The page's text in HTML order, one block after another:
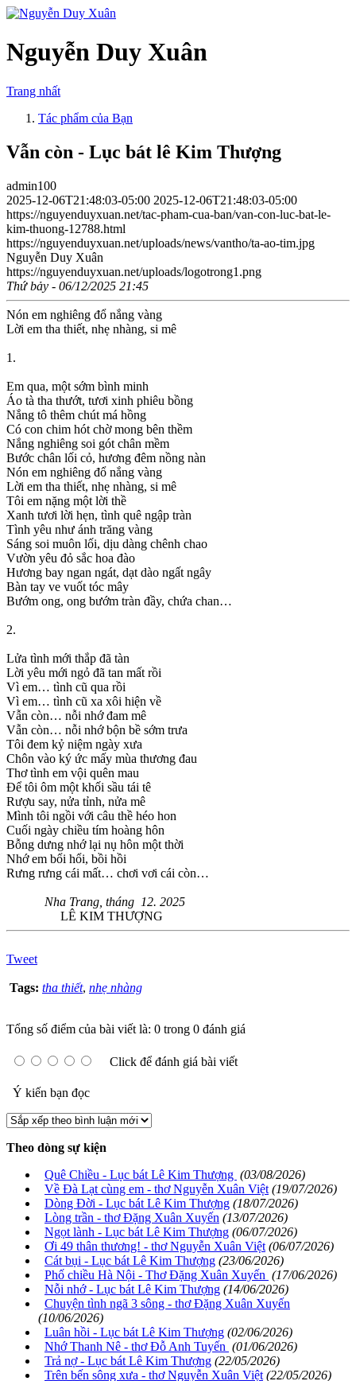
Nguyễn Duy Xuân
Trang nhất
Tác phẩm của Bạn
Vẫn còn - Lục bát lê Kim Thượng
admin100
2025-12-06T21:48:03-05:00 2025-12-06T21:48:03-05:00
https://nguyenduyxuan.net/tac-pham-cua-ban/van-con-luc-bat-le-
kim-thuong-12788.html
https://nguyenduyxuan.net/uploads/news/vantho/ta-ao-tim.jpg
Nguyễn Duy Xuân
https://nguyenduyxuan.net/uploads/logotrong1.png
Thứ bảy - 06/12/2025 21:45
Nón em nghiêng đổ nắng vàng
Lời em tha thiết, nhẹ nhàng, si mê
1.
Em qua, một sớm bình minh
Áo tà tha thướt, tươi xinh phiêu bồng
Nắng tô thêm chút má hồng
Có con chim hót chờ mong bên thềm
Nắng nghiêng soi gót chân mềm
Bước chân lối cỏ, hương đêm nồng nàn
Nón em nghiêng đổ nắng vàng
Lời em tha thiết, nhẹ nhàng, si mê
Tôi em nặng một lời thề
Xanh tươi lời hẹn, tình quê ngập tràn
Tình yêu như ánh trăng vàng
Sáng soi muôn lối, dịu dàng chênh chao
Vườn yêu đỏ sắc hoa đào
Hương bay ngan ngát, dạt dào ngất ngây
Bàn tay ve vuốt tóc mây
Bướm ong, ong bướm tràn đầy, chứa chan…
2.
Lửa tình mới thắp đã tàn
Lời yêu mới ngỏ đã tan mất rồi
Vì em… tình cũ qua rồi
Vì em… tình cũ xa xôi hiện về
Vẫn còn… nỗi nhớ đam mê
Vẫn còn… nỗi nhớ bộn bề sớm trưa
Tôi đem kỷ niệm ngày xưa
Chôn vào ký ức mấy mùa thương đau
Thơ tình em vội quên mau
Để tôi ôm một khối sầu tái tê
Rượu say, nửa tỉnh, nửa mê
Mình tôi ngồi với câu thề héo hon
Cuối ngày chiều tím hoàng hôn
Bỗng dưng nhớ lại nụ hôn một thời
Nhớ em bổi hổi, bồi hồi
Rưng rưng cái mất… chơi vơi cái còn…
Nha Trang, tháng 12. 2025
LÊ KIM THƯỢNG
Tweet
Tags: tha thiết, nhẹ nhàng
Tổng số điểm của bài viết là: 0 trong 0 đánh giá
Click để đánh giá bài viết
Ý kiến bạn đọc
Theo dòng sự kiện
Quê Chiều - Lục bát Lê Kim Thượng (03/08/2026)
Về Đà Lạt cùng em - thơ Nguyễn Xuân Việt (19/07/2026)
Dòng Đời - Lục bát Lê Kim Thượng (18/07/2026)
Lòng trần - thơ Đặng Xuân Xuyến (13/07/2026)
Ngọt lành - Lục bát Lê Kim Thượng (06/07/2026)
Ơi 49 thân thương! - thơ Nguyễn Xuân Việt (06/07/2026)
Cát bụi - Lục bát Lê Kim Thượng (23/06/2026)
Phố chiều Hà Nội - Thơ Đặng Xuân Xuyến (17/06/2026)
Nỗi nhớ - Lục bát Lê Kim Thượng (14/06/2026)
Chuyện tình ngã 3 sông - thơ Đặng Xuân Xuyến
(10/06/2026)
Luân hồi - Lục bát Lê Kim Thượng (02/06/2026)
Nhớ Thanh Nê - thơ Đỗ Anh Tuyến (01/06/2026)
Trả nợ - Lục bát Lê Kim Thượng (22/05/2026)
Trên bến sông xưa - thơ Nguyễn Xuân Việt (22/05/2026)